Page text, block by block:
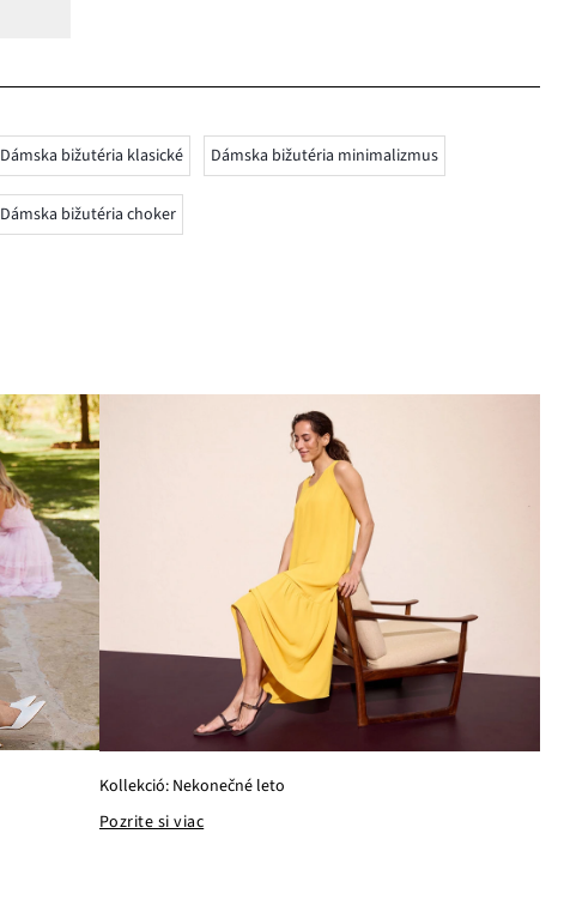
Dámska bižutéria klasické Dámska bižutéria minimalizmus
Dámska bižutéria choker
Kollekció: Nekonečné leto
Pozrite si viac